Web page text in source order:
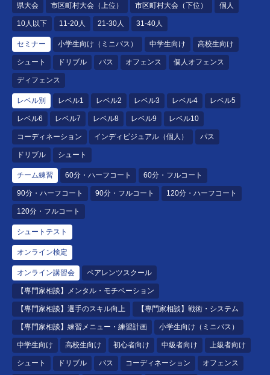
県大会 市区町村大会（上位） 市区町村大会（下位） 個人
10人以下 11-20人 21-30人 31-40人
セミナー 小学生向け（ミニバス） 中学生向け 高校生向け
シュート ドリブル パス オフェンス 個人オフェンス
ディフェンス
レベル別 レベル1 レベル2 レベル3 レベル4 レベル5
レベル6 レベル7 レベル8 レベル9 レベル10
コーディネーション インディビジュアル（個人） パス
ドリブル シュート
チーム練習 60分・ハーフコート 60分・フルコート
90分・ハーフコート 90分・フルコート 120分・ハーフコート
120分・フルコート
シュートテスト
オンライン検定
オンライン講習会 ペアレンツスクール
【専門家相談】メンタル・モチベーション
【専門家相談】選手のスキル向上 【専門家相談】戦術・システム
【専門家相談】練習メニュー・練習計画 小学生向け（ミニバス）
中学生向け 高校生向け 初心者向け 中級者向け 上級者向け
シュート ドリブル パス コーディネーション オフェンス